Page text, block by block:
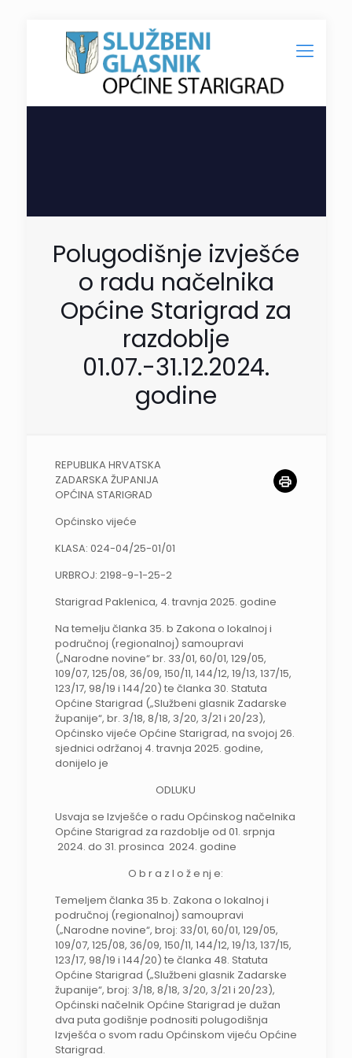
Polugodišnje izvješće
o radu načelnika
Općine Starigrad za
razdoblje
01.07.-31.12.2024.
godine
REPUBLIKA HRVATSKA
ZADARSKA ŽUPANIJA
OPĆINA STARIGRAD
Općinsko vijeće
KLASA: 024-04/25-01/01
URBROJ: 2198-9-1-25-2
Starigrad Paklenica, 4. travnja 2025. godine
Na temelju članka 35. b Zakona o lokalnoj i
područnoj (regionalnoj) samoupravi
(„Narodne novine“ br. 33/01, 60/01, 129/05,
109/07, 125/08, 36/09, 150/11, 144/12, 19/13, 137/15,
123/17, 98/19 i 144/20) te članka 30. Statuta
Općine Starigrad („Službeni glasnik Zadarske
županije“, br. 3/18, 8/18, 3/20, 3/21 i 20/23),
Općinsko vijeće Općine Starigrad, na svojoj 26.
sjednici održanoj 4. travnja 2025. godine,
donijelo je
ODLUKU
Usvaja se Izvješće o radu Općinskog načelnika
Općine Starigrad za razdoblje od 01. srpnja
2024. do 31. prosinca 2024. godine
O b r a z l o ž e nj e:
Temeljem članka 35 b. Zakona o lokalnoj i
područnoj (regionalnoj) samoupravi
(„Narodne novine“, broj: 33/01, 60/01, 129/05,
109/07, 125/08, 36/09, 150/11, 144/12, 19/13, 137/15,
123/17, 98/19 i 144/20) te članka 48. Statuta
Općine Starigrad („Službeni glasnik Zadarske
županije“, broj: 3/18, 8/18, 3/20, 3/21 i 20/23),
Općinski načelnik Općine Starigrad je dužan
dva puta godišnje podnositi polugodišnja
Izvješća o svom radu Općinskom vijeću Općine
Starigrad.